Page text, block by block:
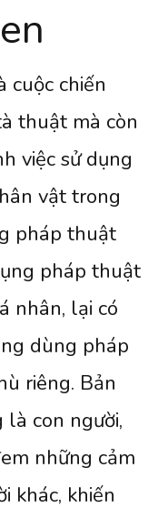
chiến
thuật mà còn
việc sử dụng
vật trong
pháp thuật
pháp thuật
nhân, lại có
dùng pháp
riêng. Bản
con người,
những cảm
khác, khiến